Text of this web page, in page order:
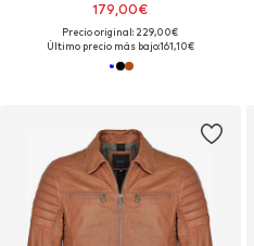
179,00€
Precio original: 229,00€
Último precio más bajo:161,10€